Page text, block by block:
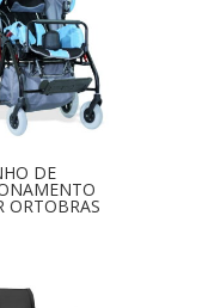
DE
ORTOBRAS